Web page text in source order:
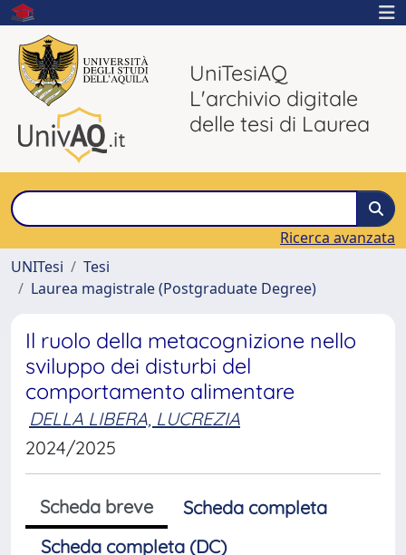
UniTesiAQ
L'archivio digitale
delle tesi di Laurea
Ricerca avanzata
UNITesi
Tesi
Laurea magistrale (Postgraduate Degree)
Il ruolo della metacognizione nello
sviluppo dei disturbi del
comportamento alimentare
DELLA LIBERA, LUCREZIA
2024/2025
Scheda breve
Scheda completa
Scheda completa (DC)